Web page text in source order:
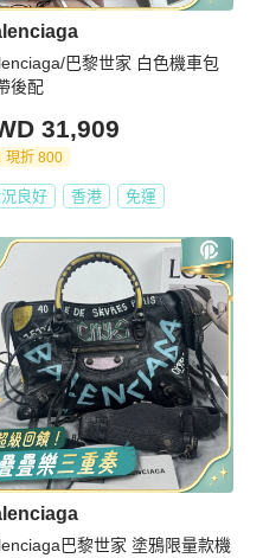
巴黎世家 白色機車包
後配
31,909
現折 800
良好 香港 免運
巴黎世家 塗鴉限量款機